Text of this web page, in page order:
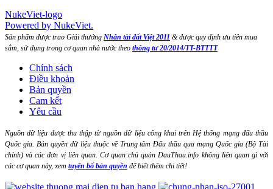
NukeViet-logo
Powered by NukeViet.
Sản phẩm được trao Giải thưởng Nhân tài đất Việt 2011 & được quy định ưu tiên mua
sắm, sử dụng trong cơ quan nhà nước theo thông tư 20/2014/TT-BTTTT
Chính sách
Điều khoản
Bản quyền
Cam kết
Yêu cầu
Nguồn dữ liệu được thu thập từ nguồn dữ liệu công khai trên Hệ thống mạng đấu thầu
Quốc gia. Bản quyền dữ liệu thuộc về Trung tâm Đấu thầu qua mạng Quốc gia (Bộ Tài
chính) và các đơn vị liên quan. Cơ quan chủ quản DauThau.info không liên quan gì với
các cơ quan này, xem tuyên bố bản quyền để biết thêm chi tiết!